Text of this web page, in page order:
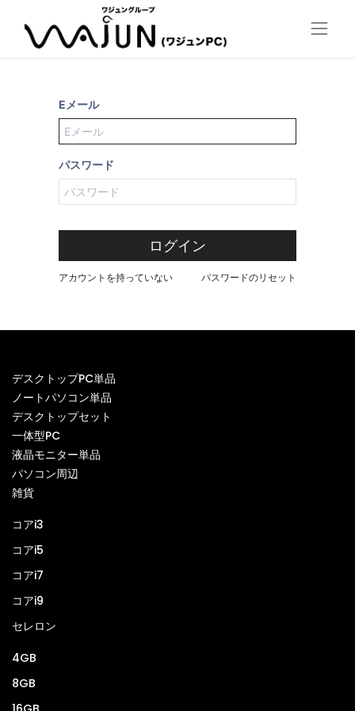
Eメール
パスワード
ログイン
アカウントを持っていない パスワードのリセット
デスクトップPC単品
ノートパソコン単品
デスクトップセット
一体型PC
液晶モニター単品
パソコン周辺
雑貨
コアi3
コアi5
コアi7
コアi9
セレロン
4GB
8GB